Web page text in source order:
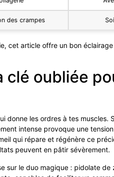
des crampes
cet article offre un bon éclairage
clé oubliée
donne les ordres à tes muscles.
intense provoque une
qui répare et régénère ce
peuvent en pâtir sévèrement.
sur le duo magique : pidolate